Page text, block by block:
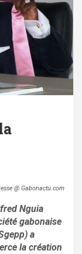
@ Gabonactu.com
Nguia
gabonaise
a
la création